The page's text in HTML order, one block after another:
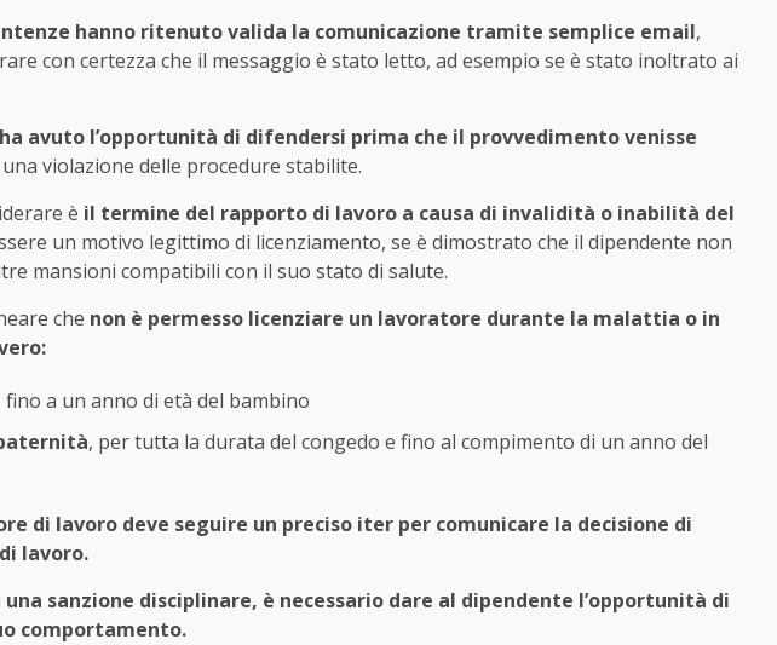
hanno ritenuto valida la comunicazione tramite semplice email,
con certezza che il messaggio è stato letto, ad esempio se è stato inoltrato ai
avuto l’opportunità di difendersi prima che il provvedimento venisse
violazione delle procedure stabilite.
è il termine del rapporto di lavoro a causa di invalidità o inabilità del
un motivo legittimo di licenziamento, se è dimostrato che il dipendente non
mansioni compatibili con il suo stato di salute.
che non è permesso licenziare un lavoratore durante la malattia o in
fino a un anno di età del bambino
, per tutta la durata del congedo e fino al compimento di un anno del
di lavoro deve seguire un preciso iter per comunicare la decisione di
lavoro.
una sanzione disciplinare, è necessario dare al dipendente l’opportunità di
comportamento.